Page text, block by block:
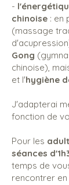
-
chinoise : en
(massage
Gong
chinoise),
et l'hygiène
J'adapterai
fonction de
Pour les
séances
temps de
rencontrer